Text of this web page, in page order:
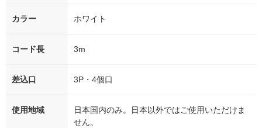
カラー ホワイト
コード長 3m
差込口 3P・4個口
使用地域
日本国内のみ。日本以外ではご使用いただけま
せん。